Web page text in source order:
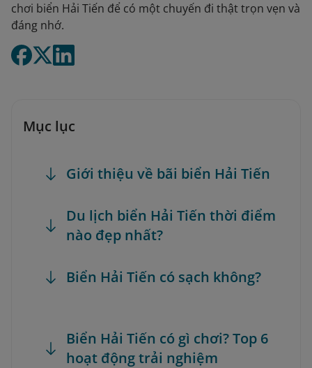
chơi biển Hải Tiến để có một chuyến đi thật trọn vẹn và
đáng nhớ.
Mục lục
Giới thiệu về bãi biển Hải Tiến
Du lịch biển Hải Tiến thời điểm
nào đẹp nhất?
Biển Hải Tiến có sạch không?
Biển Hải Tiến có gì chơi? Top 6
hoạt động trải nghiệm